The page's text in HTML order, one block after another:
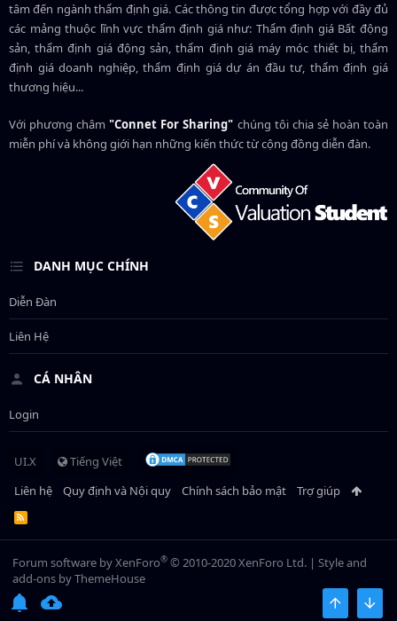
tâm đến ngành thẩm định giá. Các thông tin được tổng hợp với đầy đủ
các mảng thuộc lĩnh vực thẩm định giá như: Thẩm định giá Bất động
sản, thẩm định giá động sản, thẩm định giá máy móc thiết bị, thẩm
định giá doanh nghiệp, thẩm định giá dự án đầu tư, thẩm định giá
thương hiệu...
Với phương châm"Connet For Sharing" chúng tôi chia sẻ hoàn toàn
miễn phí và không giới hạn những kiến thức từ cộng đồng diễn đàn.
DANH MỤC CHÍNH
Diễn Đàn
Liên Hệ
CÁ NHÂN
Login
UI.X
Tiếng Việt
Liên hệ
Quy định và Nội quy Chính sách bảo mật Trợ giúp
R
S
Forum software by XenForo® © 2010-2020 XenForo Ltd. | Style and
add-ons by ThemeHouse
BÊN TRÊN